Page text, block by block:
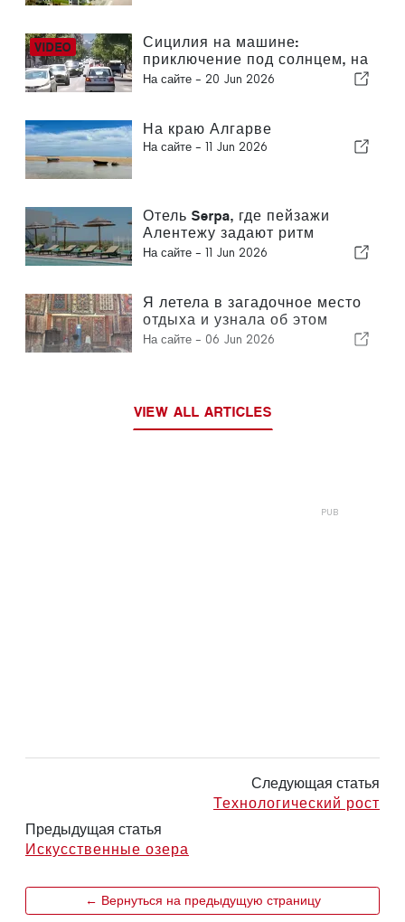
Сицилия на машине:
приключение под солнцем, на
скорости и с легким трепетом
На сайте - 20 Jun 2026
На краю Алгарве
На сайте - 11 Jun 2026
Отель Serpa, где пейзажи
Алентежу задают ритм
времени
На сайте - 11 Jun 2026
Я летела в загадочное место
отдыха и узнала об этом
только после приземления.
На сайте - 06 Jun 2026
VIEW ALL ARTICLES
Следующая статья
Технологический рост
Предыдущая статья
Искусственные озера
← Вернуться на предыдущую страницу